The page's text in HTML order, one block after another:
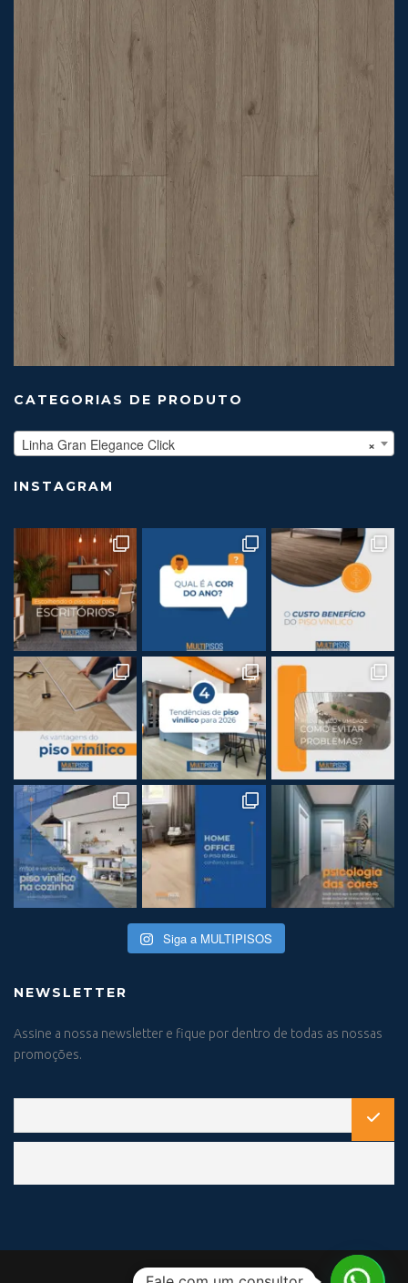
CATEGORIAS DE PRODUTO
×
Linha Gran Elegance Click
INSTAGRAM
Siga a MULTIPISOS
NEWSLETTER
Assine a nossa newsletter e fique por dentro de todas as nossas
promoções.